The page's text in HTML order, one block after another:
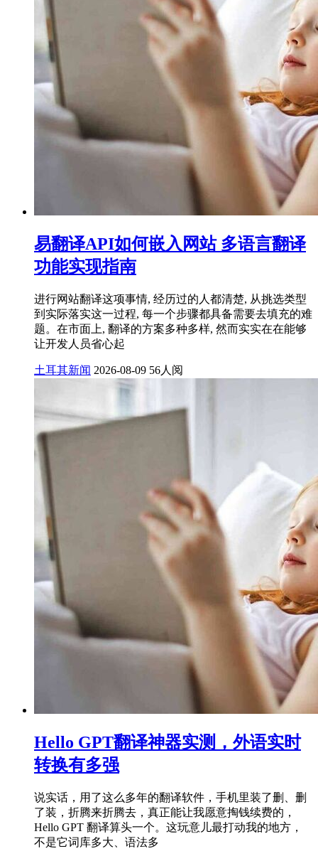
易翻译API如何嵌入网站 多语言翻译
功能实现指南
进行网站翻译这项事情, 经历过的人都清楚, 从挑选类型
到实际落实这一过程, 每一个步骤都具备需要去填充的难
题。在市面上, 翻译的方案多种多样, 然而实实在在能够
让开发人员省心起
土耳其新闻 2026-08-09 56人阅
Hello GPT翻译神器实测，外语实时
转换有多强
说实话，用了这么多年的翻译软件，手机里装了删、删
了装，折腾来折腾去，真正能让我愿意掏钱续费的，
Hello GPT 翻译算头一个。这玩意儿最打动我的地方，
不是它词库多大、语法多